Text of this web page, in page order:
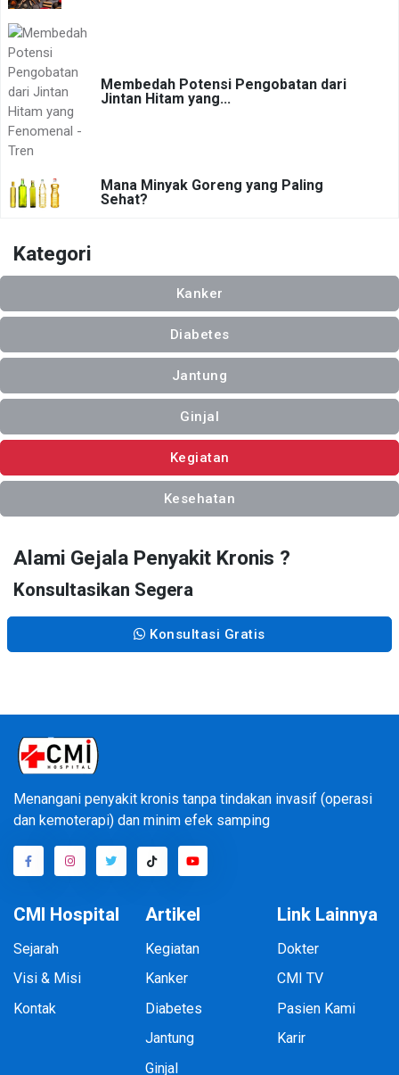
Membedah Potensi Pengobatan dari
Jintan Hitam yang...
Mana Minyak Goreng yang Paling
Sehat?
Kategori
Kanker
Diabetes
Jantung
Ginjal
Kegiatan
Kesehatan
Alami Gejala Penyakit Kronis ?
Konsultasikan Segera
Konsultasi Gratis
Menangani penyakit kronis tanpa tindakan invasif (operasi
dan kemoterapi) dan minim efek samping
CMI Hospital
Sejarah
Visi & Misi
Kontak
Artikel
Kegiatan
Kanker
Diabetes
Jantung
Ginjal
Link Lainnya
Dokter
CMI TV
Pasien Kami
Karir